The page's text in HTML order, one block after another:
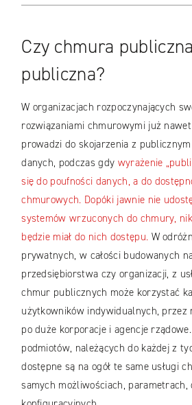
Czy chmura
publiczna?
W organizacjach rozpoczynających
rozwiązaniami chmurowymi już nawet
prowadzi do skojarzenia z
danych, podczas gdy wyrażenie
się do poufności danych, a do
chmurowych. Dopóki jawnie nie
systemów wrzuconych do chmury,
będzie miał do nich dostępu. W
prywatnych, w całości budowanych
przedsiębiorstwa czy organizacji, z
chmur publicznych może korzystać
użytkowników indywidualnych, przez
po duże korporacje i agencje
podmiotów, należących do każdej z
dostępne są na ogół te same usługi
samych możliwościach, parametrach,